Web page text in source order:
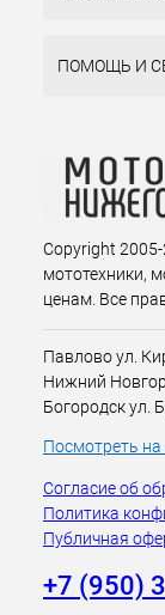
ПОМОЩЬ И
Copyright
мототехники,
ценам. Все
Павлово ул.
Нижний
Богородск ул.
Посмотреть на
Согласие об
Политика
Публичная
+7 (950)